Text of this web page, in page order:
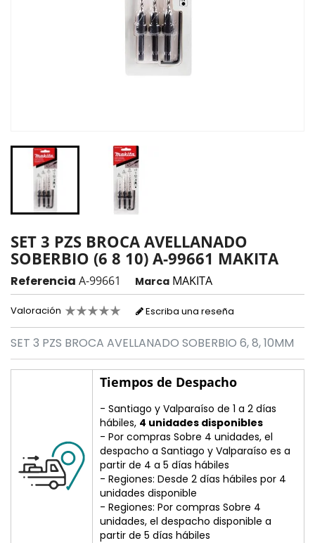
SET 3 PZS BROCA AVELLANADO
SOBERBIO (6 8 10) A-99661 MAKITA
Referencia A-99661 Marca MAKITA
Valoración Escriba una reseña
SET 3 PZS BROCA AVELLANADO SOBERBIO 6, 8, 10MM
Tiempos de Despacho
- Santiago y Valparaíso de 1 a 2 días
hábiles, 4 unidades disponibles
- Por compras Sobre 4 unidades, el
despacho a Santiago y Valparaíso es a
partir de 4 a 5 días hábiles
- Regiones: Desde 2 días hábiles por 4
unidades disponible
- Regiones: Por compras Sobre 4
unidades, el despacho disponible a
partir de 5 días hábiles